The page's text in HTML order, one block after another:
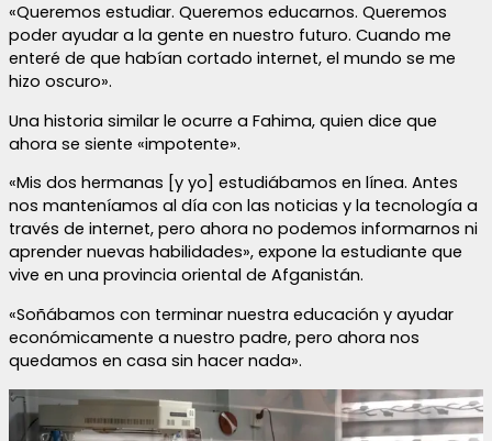
«Queremos estudiar. Queremos educarnos. Queremos
poder ayudar a la gente en nuestro futuro. Cuando me
enteré de que habían cortado internet, el mundo se me
hizo oscuro».
Una historia similar le ocurre a Fahima, quien dice que
ahora se siente «impotente».
«Mis dos hermanas [y yo] estudiábamos en línea. Antes
nos manteníamos al día con las noticias y la tecnología a
través de internet, pero ahora no podemos informarnos ni
aprender nuevas habilidades», expone la estudiante que
vive en una provincia oriental de Afganistán.
«Soñábamos con terminar nuestra educación y ayudar
económicamente a nuestro padre, pero ahora nos
quedamos en casa sin hacer nada».